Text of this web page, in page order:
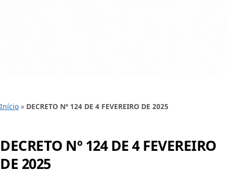
Início » DECRETO Nº 124 DE 4 FEVEREIRO DE 2025
DECRETO Nº 124 DE 4 FEVEREIRO
DE 2025